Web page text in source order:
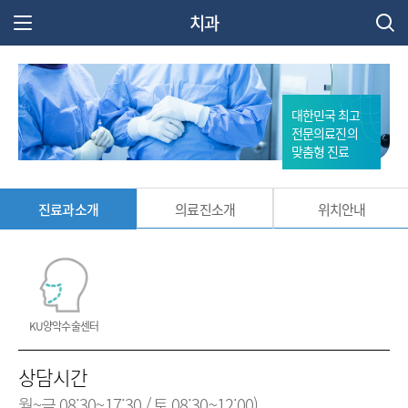
치과
대한민국 최고
전문의료진의
맞춤형 진료
진료과소개 의료진소개 위치안내
KU양악수술센터
상담시간